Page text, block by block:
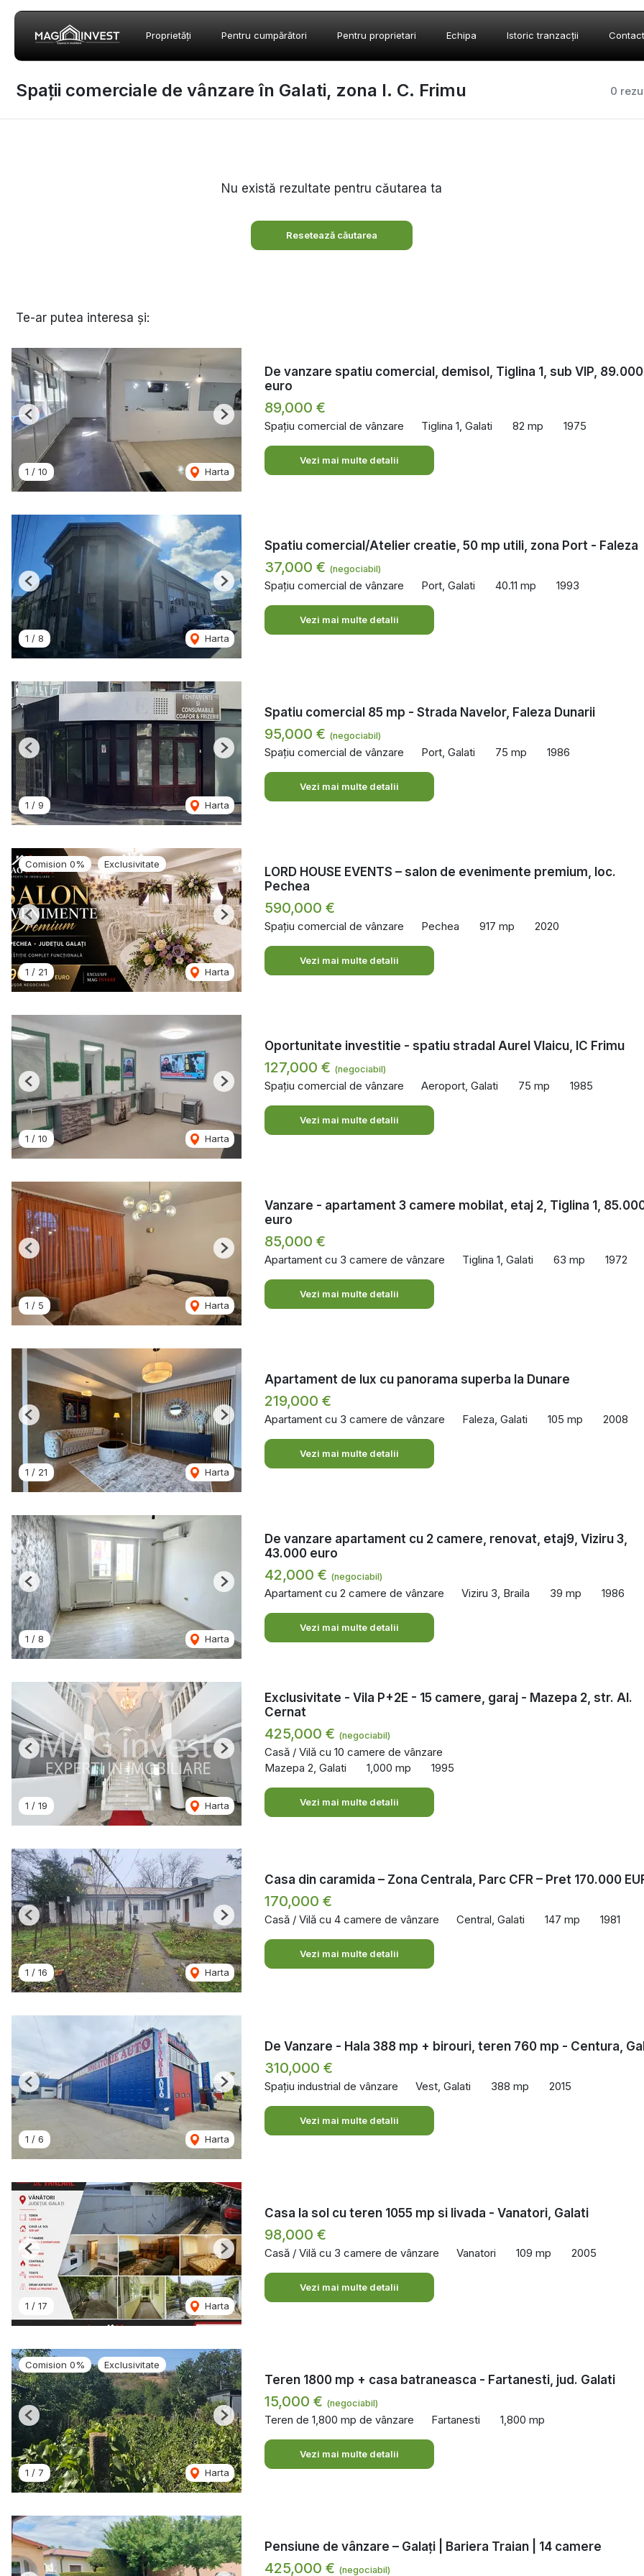
Proprietăți Pentru cumpărători Pentru proprietari Echipa Istoric tranzacții Contact
0
Spații comerciale de vânzare în Galati, zona I. C. Frimu
Nu există rezultate pentru căutarea ta
Resetează căutarea
Te-ar putea interesa și:
1 / 10 Harta
Previous Next
De vanzare spatiu comercial, demisol, Tiglina 1, sub VIP, 89.000
euro
89,000 €
Spațiu comercial de vânzare Tiglina 1, Galati 82 mp 1975
Vezi mai multe detalii
1 / 8 Harta
Previous Next
Spatiu comercial/Atelier creatie, 50 mp utili, zona Port - Faleza
37,000 € (negociabil)
Spațiu comercial de vânzare Port, Galati 40.11 mp 1993
Vezi mai multe detalii
1 / 9 Harta
Previous Next
Spatiu comercial 85 mp - Strada Navelor, Faleza Dunarii
95,000 € (negociabil)
Spațiu comercial de vânzare Port, Galati 75 mp 1986
Vezi mai multe detalii
Comision 0% Exclusivitate
1 / 21 Harta
Previous Next
LORD HOUSE EVENTS – salon de evenimente premium, loc.
Pechea
590,000 €
Spațiu comercial de vânzare Pechea 917 mp 2020
Vezi mai multe detalii
1 / 10 Harta
Previous Next
Oportunitate investitie - spatiu stradal Aurel Vlaicu, IC Frimu
127,000 € (negociabil)
Spațiu comercial de vânzare Aeroport, Galati 75 mp 1985
Vezi mai multe detalii
1 / 5 Harta
Previous Next
Vanzare - apartament 3 camere mobilat, etaj 2, Tiglina 1,
euro
85,000 €
Apartament cu 3 camere de vânzare Tiglina 1, Galati 63 mp 1972
Vezi mai multe detalii
1 / 21 Harta
Previous Next
Apartament de lux cu panorama superba la Dunare
219,000 €
Apartament cu 3 camere de vânzare Faleza, Galati 105 mp 2008
Vezi mai multe detalii
1 / 8 Harta
Previous Next
De vanzare apartament cu 2 camere, renovat, etaj9, Viziru 3,
43.000 euro
42,000 € (negociabil)
Apartament cu 2 camere de vânzare Viziru 3, Braila 39 mp 1986
Vezi mai multe detalii
1 / 19 Harta
Previous Next
Exclusivitate - Vila P+2E - 15 camere, garaj - Mazepa 2, str. Al.
Cernat
425,000 € (negociabil)
Casă / Vilă cu 10 camere de vânzare
Mazepa 2, Galati
1,000 mp 1995
Vezi mai multe detalii
1 / 16 Harta
Previous Next
Casa din caramida – Zona Centrala, Parc CFR – Pret 170.000
170,000 €
Casă / Vilă cu 4 camere de vânzare Central, Galati 147 mp 1981
Vezi mai multe detalii
1 / 6 Harta
Previous Next
De Vanzare - Hala 388 mp + birouri, teren 760 mp - Centura,
310,000 €
Spațiu industrial de vânzare Vest, Galati 388 mp 2015
Vezi mai multe detalii
1 / 17 Harta
Previous Next
Casa la sol cu teren 1055 mp si livada - Vanatori, Galati
98,000 €
Casă / Vilă cu 3 camere de vânzare Vanatori 109 mp 2005
Vezi mai multe detalii
Comision 0% Exclusivitate
1 / 7 Harta
Previous Next
Teren 1800 mp + casa batraneasca - Fartanesti, jud. Galati
15,000 € (negociabil)
Teren de 1,800 mp de vânzare Fartanesti 1,800 mp
Vezi mai multe detalii
Pensiune de vânzare – Galați | Bariera Traian | 14 camere
425,000 € (negociabil)